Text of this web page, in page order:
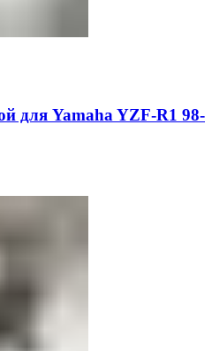
для Yamaha YZF-R1 98-